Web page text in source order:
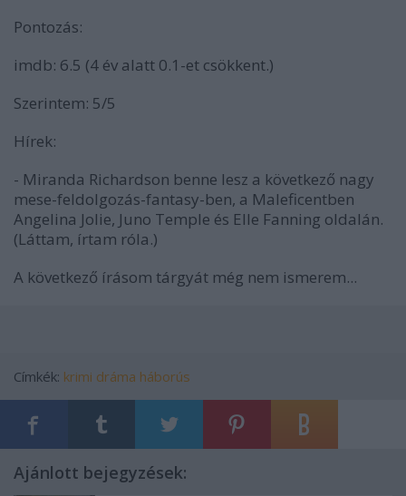
Pontozás:
imdb: 6.5 (4 év alatt 0.1-et csökkent.)
Szerintem: 5/5
Hírek:
- Miranda Richardson benne lesz a következő nagy
mese-feldolgozás-fantasy-ben, a Maleficentben
Angelina Jolie, Juno Temple és Elle Fanning oldalán.
(Láttam, írtam róla.)
A következő írásom tárgyát még nem ismerem...
Címkék: krimi dráma háborús
Ajánlott bejegyzések: